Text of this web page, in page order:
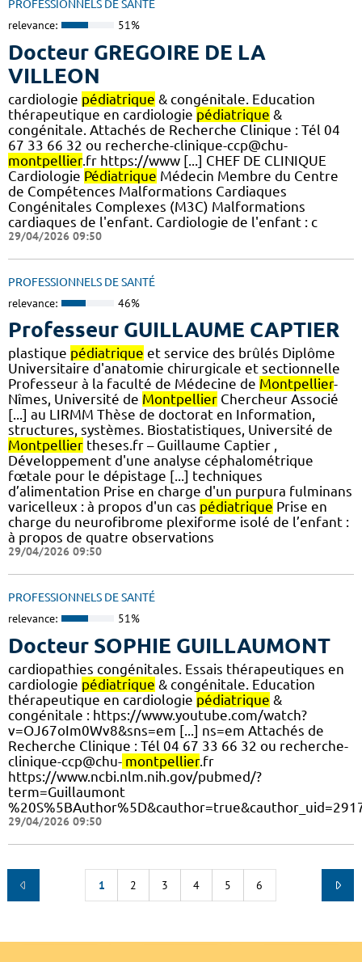
PROFESSIONNELS DE SANTÉ
relevance: 51%
Docteur GREGOIRE DE LA
VILLEON
cardiologie pédiatrique & congénitale. Education
thérapeutique en cardiologie pédiatrique &
congénitale. Attachés de Recherche Clinique : Tél 04
67 33 66 32 ou recherche-clinique-ccp@chu-
montpellier.fr https://www [...] CHEF DE CLINIQUE
Cardiologie Pédiatrique Médecin Membre du Centre
de Compétences Malformations Cardiaques
Congénitales Complexes (M3C) Malformations
cardiaques de l'enfant. Cardiologie de l'enfant : c
29/04/2026 09:50
PROFESSIONNELS DE SANTÉ
relevance: 46%
Professeur GUILLAUME CAPTIER
plastique pédiatrique et service des brûlés Diplôme
Universitaire d'anatomie chirurgicale et sectionnelle
Professeur à la faculté de Médecine de Montpellier-
Nîmes, Université de Montpellier Chercheur Associé
[...] au LIRMM Thèse de doctorat en Information,
structures, systèmes. Biostatistiques, Université de
Montpellier theses.fr – Guillaume Captier ,
Développement d'une analyse céphalométrique
fœtale pour le dépistage [...] techniques
d’alimentation Prise en charge d'un purpura fulminans
varicelleux : à propos d'un cas pédiatrique Prise en
charge du neurofibrome plexiforme isolé de l’enfant :
à propos de quatre observations
29/04/2026 09:50
PROFESSIONNELS DE SANTÉ
relevance: 51%
Docteur SOPHIE GUILLAUMONT
cardiopathies congénitales. Essais thérapeutiques en
cardiologie pédiatrique & congénitale. Education
thérapeutique en cardiologie pédiatrique &
congénitale : https://www.youtube.com/watch?
v=OJ67oIm0Wv8&sns=em [...] ns=em Attachés de
Recherche Clinique : Tél 04 67 33 66 32 ou recherche-
clinique-ccp@chu- montpellier.fr
https://www.ncbi.nlm.nih.gov/pubmed/?
term=Guillaumont
29/04/2026 09:50
1 2 3 4 5 6